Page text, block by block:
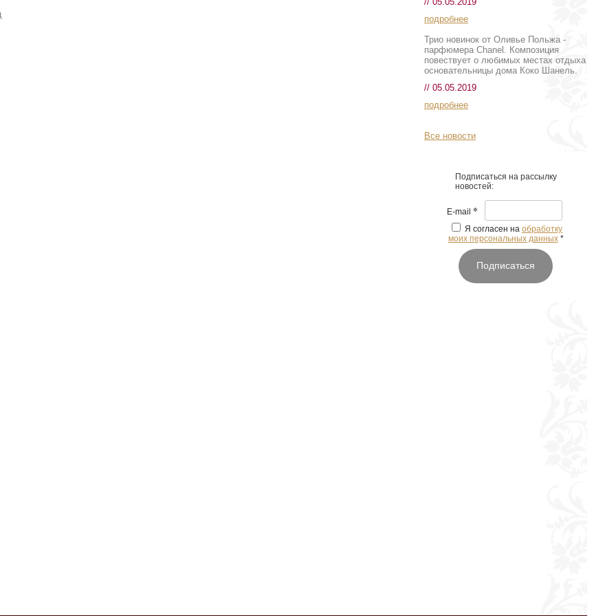
подробнее
Трио новинок от Оливье Польжа -
парфюмера Chanel. Композиция
повествует о любимых местах отдыха
основательницы дома Коко Шанель.
// 05.05.2019
подробнее
Все новости
Подписаться на рассылку
новостей:
E-mail *
Я согласен на обработку
моих персональных данных *
Подписаться